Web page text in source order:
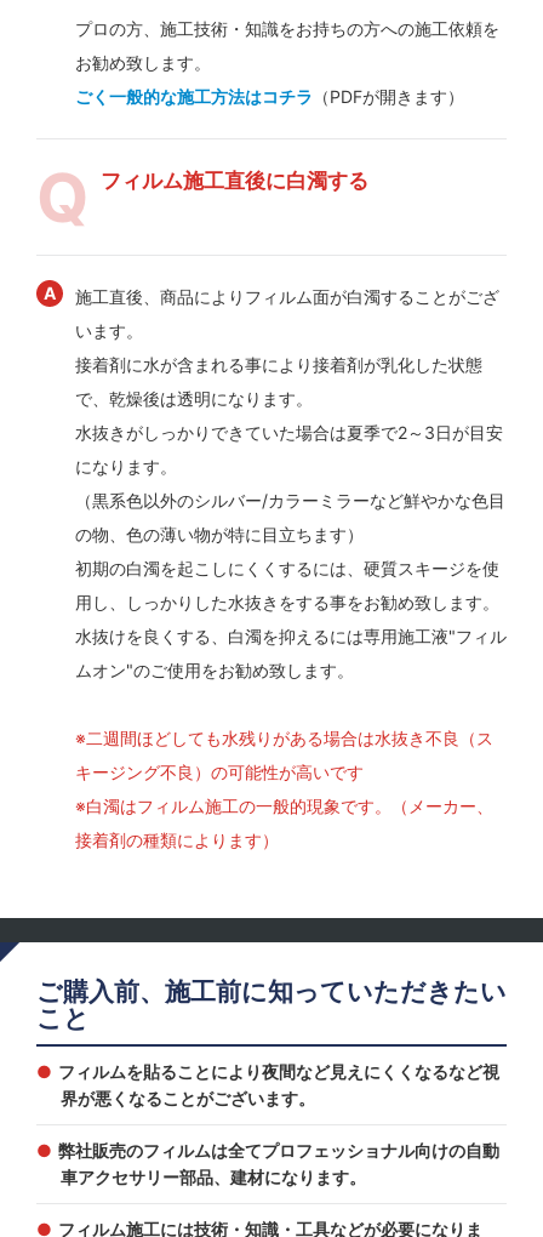
プロの方、施工技術・知識をお持ちの方への施工依頼を
お勧め致します。
ごく一般的な施工方法はコチラ （PDFが開きます）
フィルム施工直後に白濁する
施工直後、商品によりフィルム面が白濁することがござ
います。
接着剤に水が含まれる事により接着剤が乳化した状態
で、乾燥後は透明になります。
水抜きがしっかりできていた場合は夏季で2～3日が目安
になります。
（黒系色以外のシルバー/カラーミラーなど鮮やかな色目
の物、色の薄い物が特に目立ちます）
初期の白濁を起こしにくくするには、硬質スキージを使
用し、しっかりした水抜きをする事をお勧め致します。
水抜けを良くする、白濁を抑えるには専用施工液"フィル
ムオン"のご使用をお勧め致します。
※二週間ほどしても水残りがある場合は水抜き不良（ス
キージング不良）の可能性が高いです
※白濁はフィルム施工の一般的現象です。（メーカー、
接着剤の種類によります）
ご購入前、施工前に知っていただきたい
こと
フィルムを貼ることにより夜間など見えにくくなるなど視
界が悪くなることがございます。
弊社販売のフィルムは全てプロフェッショナル向けの自動
車アクセサリー部品、建材になります。
フィルム施工には技術・知識・工具などが必要になりま